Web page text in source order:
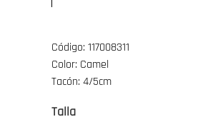
Código: 117008311
Color: Camel
Tacón: 4/5cm
Talla